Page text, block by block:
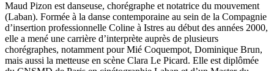
Maud Pizon est danseuse, chorégraphe et notatrice du mouvement
(Laban). Formée à la danse contemporaine au sein de la Compagnie
d’insertion professionnelle Coline à Istres au début des années 2000,
elle a mené une carrière d’interprète auprès de plusieurs
chorégraphes, notamment pour Mié Coquempot, Dominique Brun,
mais aussi la metteuse en scène Clara Le Picard. Elle est diplômée